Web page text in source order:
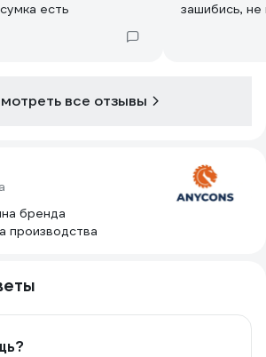
есть зашибись,
все отзывы
бренда
производства